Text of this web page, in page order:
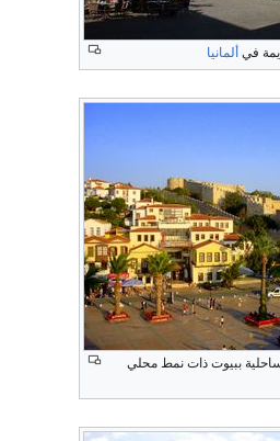
في ألمانيا
ساحلية ببيوت ذات نمط محلي